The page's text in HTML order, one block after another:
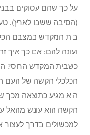
על כך שהם עסוקים
(הסיבה ששבו לארץ).
בית המקדש במצבם
ועונה להם: אם כך איך
כשבית המקדש הרוס?
הכלכלי הקשה של העם
הוא מגיע כתוצאה מכך
הקשה הוא עונש מהאל
למכשולים בדרך לעצור